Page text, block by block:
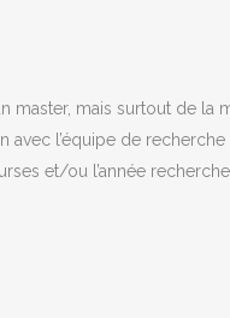
master, mais surtout de
l’équipe de
et/ou l’année